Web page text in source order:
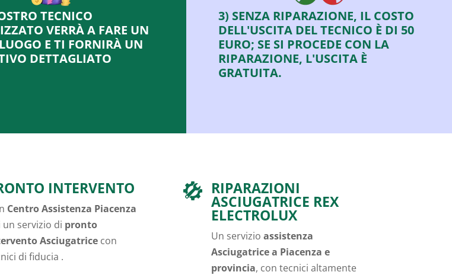
TECNICO
VERRÀ A FARE UN
E TI FORNIRÀ UN
DETTAGLIATO
3) SENZA RIPARAZIONE, IL COSTO
DELL'USCITA DEL TECNICO È DI 50
EURO; SE SI PROCEDE CON LA
RIPARAZIONE, L'USCITA È
GRATUITA.
INTERVENTO
Centro Assistenza Piacenza
un servizio di pronto
Asciugatricecon
di fiducia .
RIPARAZIONI
ASCIUGATRICE REX
ELECTROLUX
Un servizioassistenza
Asciugatrice a Piacenza e
provincia, con tecnici altamente